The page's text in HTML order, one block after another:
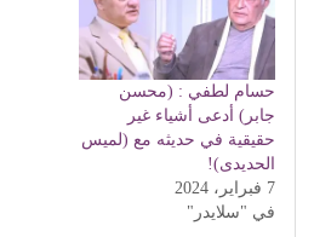
حسام لطفي : (محسن
جابر) أدعى أشياء غير
حقيقية في حديثه مع (لميس
الحديدى)!
7 فبراير، 2024
في "سلايدر"